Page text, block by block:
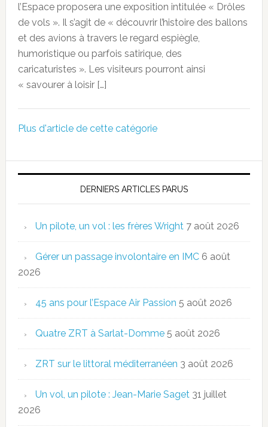
l’Espace proposera une exposition intitulée « Drôles
de vols ». Il s’agit de « découvrir l’histoire des ballons
et des avions à travers le regard espiègle,
humoristique ou parfois satirique, des
caricaturistes ». Les visiteurs pourront ainsi
« savourer à loisir […]
Plus d'article de cette catégorie
DERNIERS ARTICLES PARUS
Un pilote, un vol : les frères Wright 7 août 2026
Gérer un passage involontaire en IMC 6 août
2026
45 ans pour l’Espace Air Passion 5 août 2026
Quatre ZRT à Sarlat-Domme 5 août 2026
ZRT sur le littoral méditerranéen 3 août 2026
Un vol, un pilote : Jean-Marie Saget 31 juillet
2026